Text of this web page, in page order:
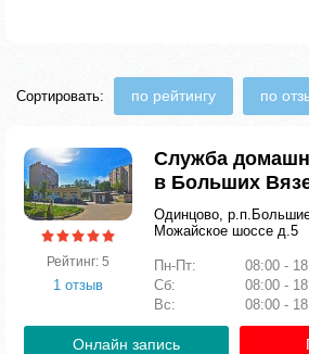
Сортировать: по рейтингу по
Рейтинг: 5
1 отзыв
Служба
в Больших
Одинцово,
Можайское шоссе д.5
Пн-Пт:
08:00 -
Сб:
08:00 -
Вс:
08:00 -
Онлайн запись